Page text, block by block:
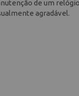
de um
agradável.